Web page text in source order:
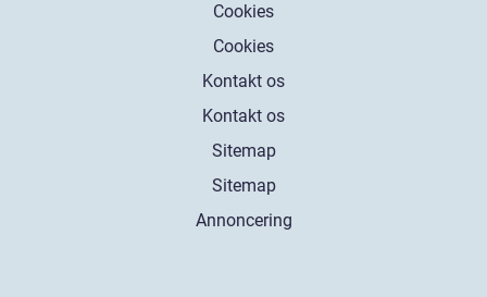
Cookies
Cookies
Kontakt os
Kontakt os
Sitemap
Sitemap
Annoncering